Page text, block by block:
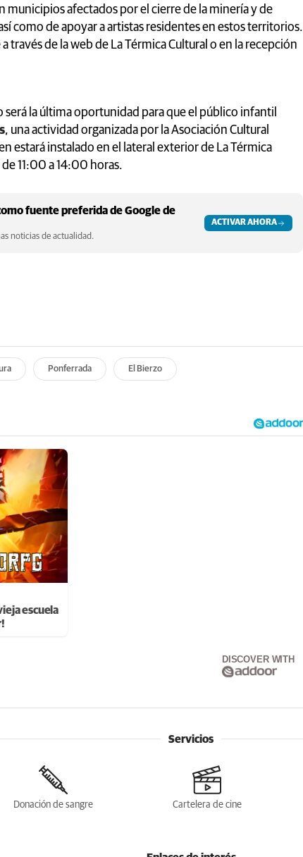
municipios afectados por el cierre de la minería y de
como de apoyar a artistas residentes en estos territorios.
través de la web de La Térmica Cultural o en la recepción
la última oportunidad para que el público infantil
, una actividad organizada por la Asociación Cultural
estará instalado en el lateral exterior de La Térmica
11:00 a 14:00 horas.
fuente preferida de Google de
noticias de actualidad.
ACTIVAR AHORA
Ponferrada El Bierzo
escuela
DISCOVER WITH
Servicios
Donación de sangre Cartelera de cine